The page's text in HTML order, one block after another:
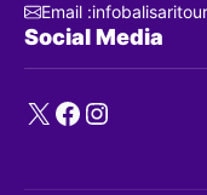
Email
Social Media
X Facebook
Instagram